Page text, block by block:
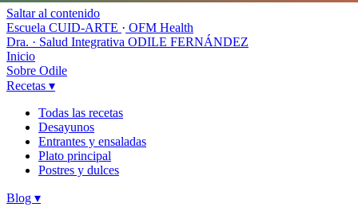
Saltar al contenido
Escuela CUID-ARTE · OFM Health
Dra. · Salud Integrativa ODILE FERNÁNDEZ
Inicio
Sobre Odile
Recetas ▾
Todas las recetas
Desayunos
Entrantes y ensaladas
Plato principal
Postres y dulces
Blog ▾